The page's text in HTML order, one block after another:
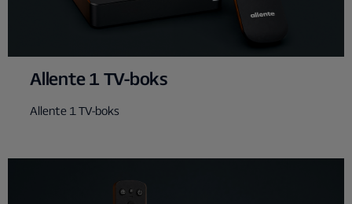
Allente 1 TV-boks
Allente 1 TV-boks